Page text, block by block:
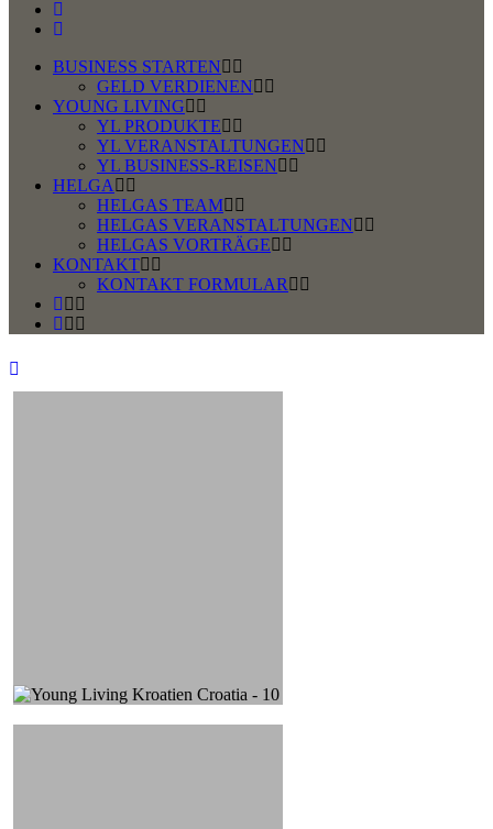
BUSINESS STARTEN
GELD VERDIENEN
YOUNG LIVING
YL PRODUKTE
YL VERANSTALTUNGEN
YL BUSINESS-REISEN
HELGA
HELGAS TEAM
HELGAS VERANSTALTUNGEN
HELGAS VORTRÄGE
KONTAKT
KONTAKT FORMULAR